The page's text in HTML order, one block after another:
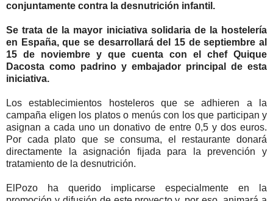
conjuntamente contra la desnutrición infantil.
Se trata de la mayor iniciativa solidaria de la hostelería
en España, que se desarrollará del 15 de septiembre al
15 de noviembre y que cuenta con el chef Quique
Dacosta como padrino y embajador principal de esta
iniciativa.
Los establecimientos hosteleros que se adhieren a la
campaña eligen los platos o menús con los que participan y
asignan a cada uno un donativo de entre 0,5 y dos euros.
Por cada plato que se consuma, el restaurante donará
directamente la asignación fijada para la prevención y
tratamiento de la desnutrición.
ElPozo ha querido implicarse especialmente en la